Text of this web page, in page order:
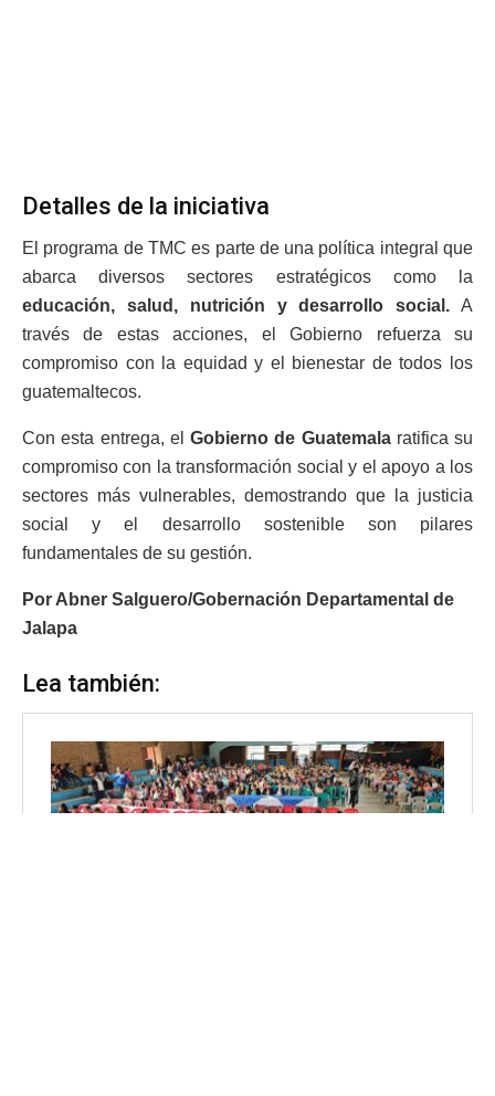
Detalles de la iniciativa
El programa de TMC es parte de una política integral que
abarca diversos sectores estratégicos como la
educación, salud, nutrición y desarrollo social. A
través de estas acciones, el Gobierno refuerza su
compromiso con la equidad y el bienestar de todos los
guatemaltecos.
Con esta entrega, el Gobierno de Guatemalaratifica su
compromiso con la transformación social y el apoyo a los
sectores más vulnerables, demostrando que la justicia
social y el desarrollo sostenible son pilares
fundamentales de su gestión.
Por Abner Salguero/Gobernación Departamental de
Jalapa
Lea también: